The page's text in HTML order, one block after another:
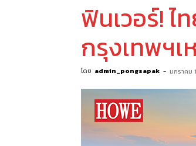
ฟินเวอร์!
กรุงเทพฯเ
โดย admin_pongsapak - มกราคม